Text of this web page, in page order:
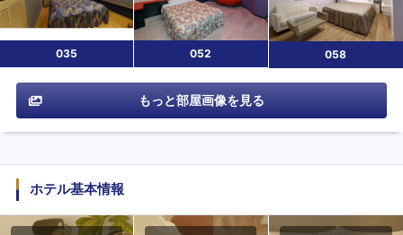
035 052 058
もっと部屋画像を見る
ホテル基本情報